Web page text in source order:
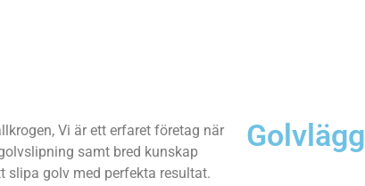
Vi är ett erfaret företag när
samt bred kunskap
slipa golv med perfekta resultat.